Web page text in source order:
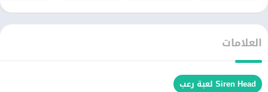
العلامات
Siren Head لعبة رعب